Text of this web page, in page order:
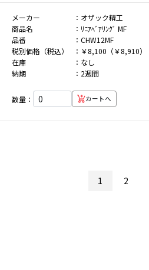
メーカー
オザック精工
商品名
ﾘﾆｱﾍﾞｱﾘﾝｸﾞ MF
品番
CHW12MF
税別価格（税込）
￥8,100（￥8,910）
在庫
なし
納期
2週間
数量： カートへ
1 2